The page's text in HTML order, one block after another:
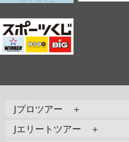
Jプロツアー ＋
Jエリートツアー ＋